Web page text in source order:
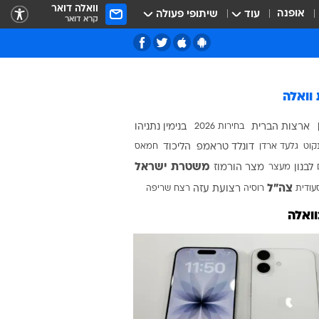
אופנה עוד שיתופי פעולה וואלה דואר
קרא דואר
100 ימים למלחמה
המורדים - לוחמי הגטאות
משפט רומן זדורוב
שנה למלחמה באוקראינה
חלל
מסביב לעולם בדקה
בחירות 2015
המהדורה
תל אביב
באר שבע
נתניה
יום כיפור
חנוכה
וואלה
ארצות הברית בחירות 2026 בנימין נתניהו
גלעד ארדן דונלד טראמפ הליכוד חמאס
לבנון מעצר מצר הורמוז משטרת ישראל
צה"ל רוסיה רצועת עזה רצח שריפה